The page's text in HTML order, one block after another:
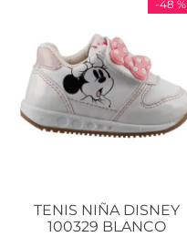
-48 %
TENIS NIÑA DISNEY
100329 BLANCO